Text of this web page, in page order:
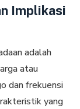
Implikasi
adalah
atau
dan frekuensi
yang